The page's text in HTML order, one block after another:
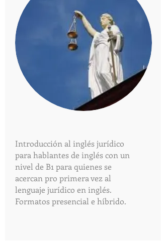
Introducción al inglés jurídico
para hablantes de inglés con un
nivel de B1 para quienes se
acercan pro primera vez al
lenguaje jurídico en inglés.
Formatos presencial e híbrido.